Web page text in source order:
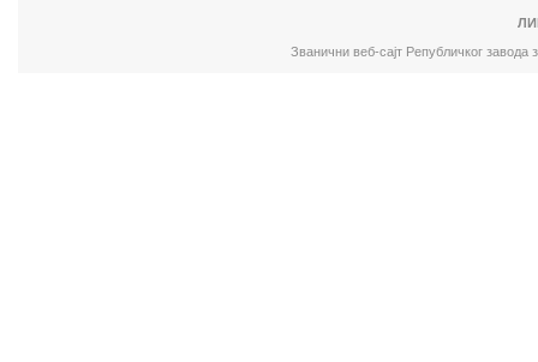
Званични веб-сајт Републичког